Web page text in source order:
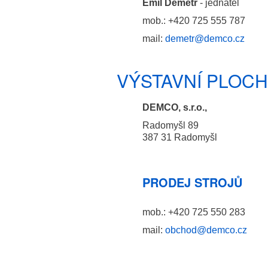
Emil Demetr - jednatel
mob.: +420 725 555 787
mail: demetr@demco.cz
VÝSTAVNÍ
DEMCO, s.r.o.,
Radomyšl 89
387 31 Radomyšl
PRODEJ STROJŮ
mob.: +420 725 550 283
mail: obchod@demco.cz